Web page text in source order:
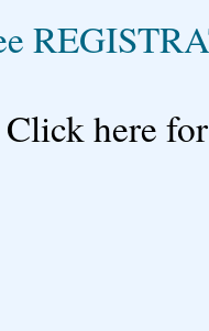
for